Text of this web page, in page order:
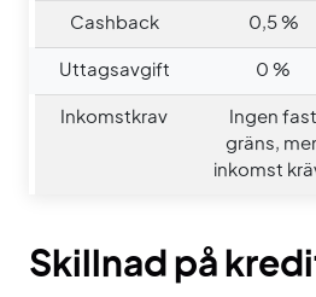
Cashback 0,5 %
Uttagsavgift 0 %
Inkomstkrav
Ingen fast
gräns,
inkomst
Skillnad på